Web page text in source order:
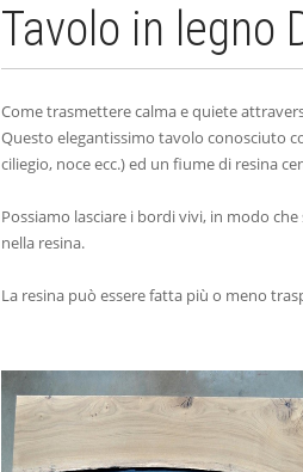
Tavolo in legno
Come trasmettere calma e quiete
Questo elegantissimo tavolo conosciuto
ciliegio, noce ecc.) ed un fiume di resina
Possiamo lasciare i bordi vivi, in modo
nella resina.
La resina può essere fatta più o meno